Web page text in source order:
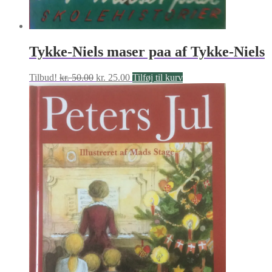
Tykke-Niels maser paa af Tykke-Niels
Tilbud! kr.50.00 Den
oprindelige
var:
kr. 50.00.
kr. 25.00Den
aktuelle
er:
kr. 25.00.
Tilføj til kurv